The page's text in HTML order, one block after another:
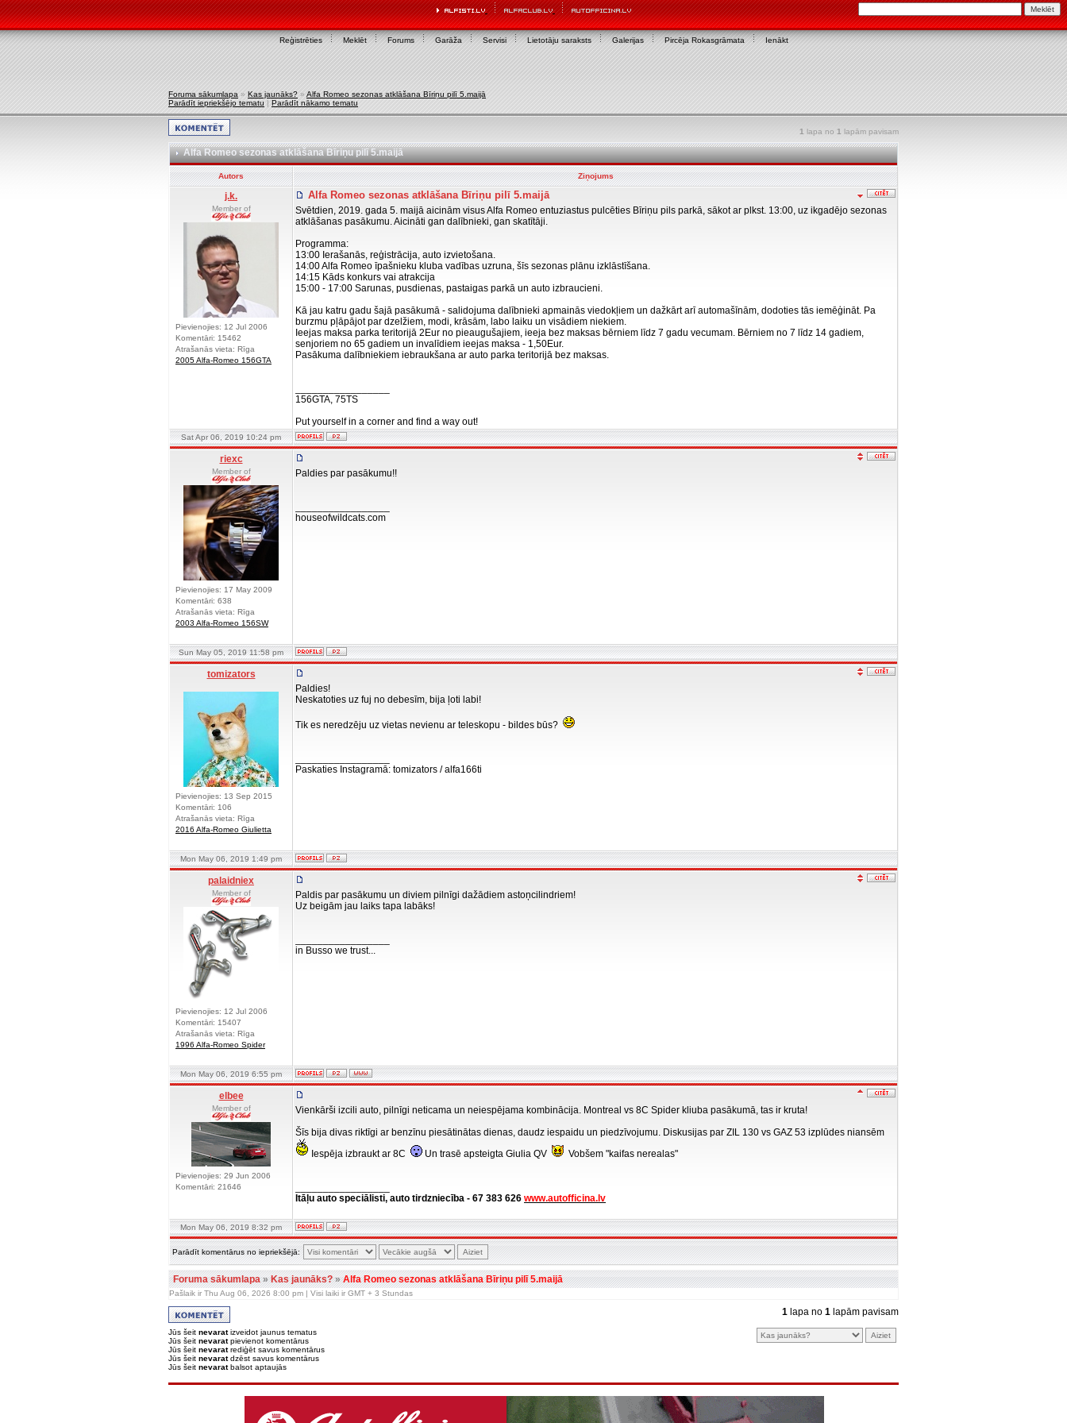
Reģistrēties Meklēt Forums Garāža Servisi Lietotāju saraksts Galerijas Pircēja Rokasgrāmata Ienākt
Foruma sākumlapa » Kas jaunāks? » Alfa Romeo sezonas atklāšana Bīriņu pilī 5.maijā
Parādīt iepriekšējo tematu | Parādīt nākamo tematu
1 lapa no 1 lapām pavisam
Alfa Romeo sezonas atklāšana Bīriņu pilī 5.maijā
Autors Ziņojums
j.k.
Member of
Pievienojies: 12 Jul 2006
Komentāri: 15462
Atrašanās vieta: Rīga
2005 Alfa-Romeo 156GTA
Alfa Romeo sezonas atklāšana Bīriņu pilī 5.maijā
Svētdien, 2019. gada 5. maijā aicinām visus Alfa Romeo entuziastus pulcēties Bīriņu pils parkā, sākot ar plkst. 13:00, uz ikgadējo sezonas
atklāšanas pasākumu. Aicināti gan dalībnieki, gan skatītāji.
Programma:
13:00 Ierašanās, reģistrācija, auto izvietošana.
14:00 Alfa Romeo īpašnieku kluba vadības uzruna, šīs sezonas plānu izklāstīšana.
14:15 Kāds konkurs vai atrakcija
15:00 - 17:00 Sarunas, pusdienas, pastaigas parkā un auto izbraucieni.
Kā jau katru gadu šajā pasākumā - salidojuma dalībnieki apmainās viedokļiem un dažkārt arī automašīnām, dodoties tās iemēģināt. Pa
burzmu pļāpājot par dzelžiem, modi, krāsām, labo laiku un visādiem niekiem.
Ieejas maksa parka teritorijā 2Eur no pieaugušajiem, ieeja bez maksas bērniem līdz 7 gadu vecumam. Bērniem no 7 līdz 14 gadiem,
senjoriem no 65 gadiem un invalīdiem ieejas maksa - 1,50Eur.
Pasākuma dalībniekiem iebraukšana ar auto parka teritorijā bez maksas.
156GTA, 75TS
Put yourself in a corner and find a way out!
Sat Apr 06, 2019 10:24 pm
riexc
Member of
Pievienojies: 17 May 2009
Komentāri: 638
Atrašanās vieta: Rīga
2003 Alfa-Romeo 156SW
Paldies par pasākumu!!
houseofwildcats.com
Sun May 05, 2019 11:58 pm
tomizators
Pievienojies: 13 Sep 2015
Komentāri: 106
Atrašanās vieta: Rīga
2016 Alfa-Romeo Giulietta
Paldies!
Neskatoties uz fuj no debesīm, bija ļoti labi!
Tik es neredzēju uz vietas nevienu ar teleskopu - bildes būs?
Paskaties Instagramā: tomizators / alfa166ti
Mon May 06, 2019 1:49 pm
palaidniex
Member of
Pievienojies: 12 Jul 2006
Komentāri: 15407
Atrašanās vieta: Rīga
1996 Alfa-Romeo Spider
Paldis par pasākumu un diviem pilnīgi dažādiem astoņcilindriem!
Uz beigām jau laiks tapa labāks!
in Busso we trust...
Mon May 06, 2019 6:55 pm
elbee
Member of
Pievienojies: 29 Jun 2006
Komentāri: 21646
Vienkārši izcili auto, pilnīgi neticama un neiespējama kombinācija. Montreal vs 8C Spider kliuba pasākumā, tas ir kruta!
Šīs bija divas riktīgi ar benzīnu piesātinātas dienas, daudz iespaidu un piedzīvojumu. Diskusijas par ZIL 130 vs GAZ 53 izplūdes niansēm
Iespēja izbraukt ar 8C
Un trasē apsteigta Giulia QV Vobšem "kaifas nerealas"
Itāļu auto speciālisti, auto tirdzniecība - 67 383 626 www.autofficina.lv
Mon May 06, 2019 8:32 pm
Parādīt komentārus no iepriekšējā:
Foruma sākumlapa»Kas jaunāks?»Alfa Romeo sezonas atklāšana Bīriņu pilī 5.maijā
Pašlaik ir Thu Aug 06, 2026 8:00 pm | Visi laiki ir GMT + 3 Stundas
1 lapa no 1 lapām pavisam
Jūs šeit nevaratizveidot jaunus tematus
Jūs šeit nevaratpievienot komentārus
Jūs šeit nevaratrediģēt savus komentārus
Jūs šeit nevaratdzēst savus komentārus
Jūs šeit nevaratbalsot aptaujās